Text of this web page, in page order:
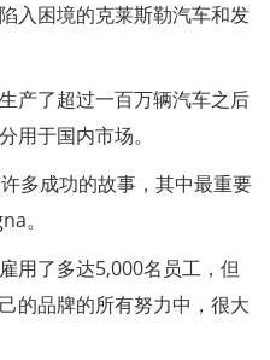
入困境的克莱斯勒汽车和发
产了超过一百万辆汽车之后
用于国内市场。
多成功的故事，其中最重要
。
用了多达5,000名员工，但
的品牌的所有努力中，很大